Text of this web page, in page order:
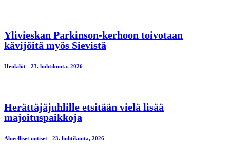
Ylivieskan Parkinson-kerhoon toivotaan
kävijöitä myös Sievistä
Henkilöt 23. huhtikuuta, 2026
Herättäjäjuhlille etsitään vielä lisää
majoituspaikkoja
Alueelliset uutiset 23. huhtikuuta, 2026